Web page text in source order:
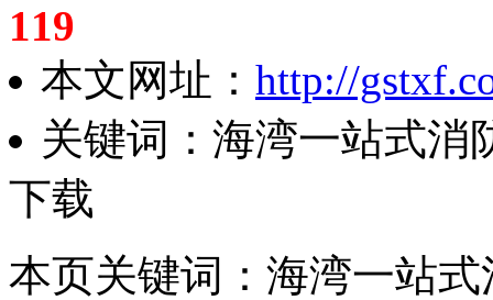
119
本文网址： http://
关键词：海湾一站式消
下载
本页关键词：海湾一站式